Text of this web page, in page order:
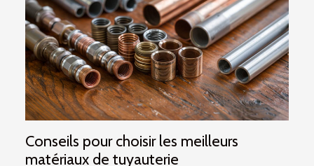
Conseils pour choisir les meilleurs
matériaux de tuyauterie